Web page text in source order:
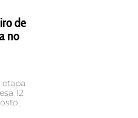
de
no
etapa
12